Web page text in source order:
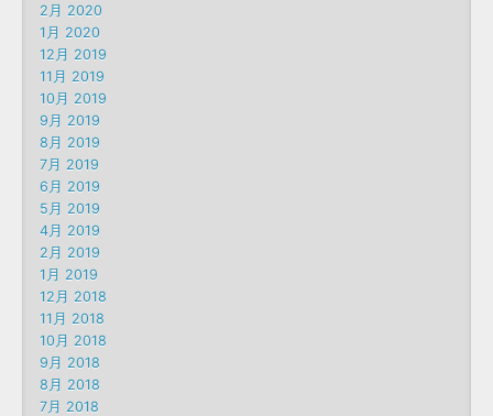
2月 2020
1月 2020
12月 2019
11月 2019
10月 2019
9月 2019
8月 2019
7月 2019
6月 2019
5月 2019
4月 2019
2月 2019
1月 2019
12月 2018
11月 2018
10月 2018
9月 2018
8月 2018
7月 2018